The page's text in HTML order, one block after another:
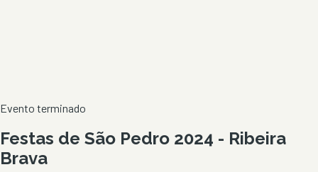
Evento terminado
Festas de São Pedro 2024 - Ribeira
Brava